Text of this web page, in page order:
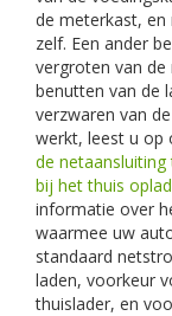
de meterkast,
zelf. Een ander
vergroten van
benutten van de
verzwaren van
werkt, leest u op
de
bij het thuis
informatie over
waarmee uw
standaard
laden, voorkeur
thuislader, en